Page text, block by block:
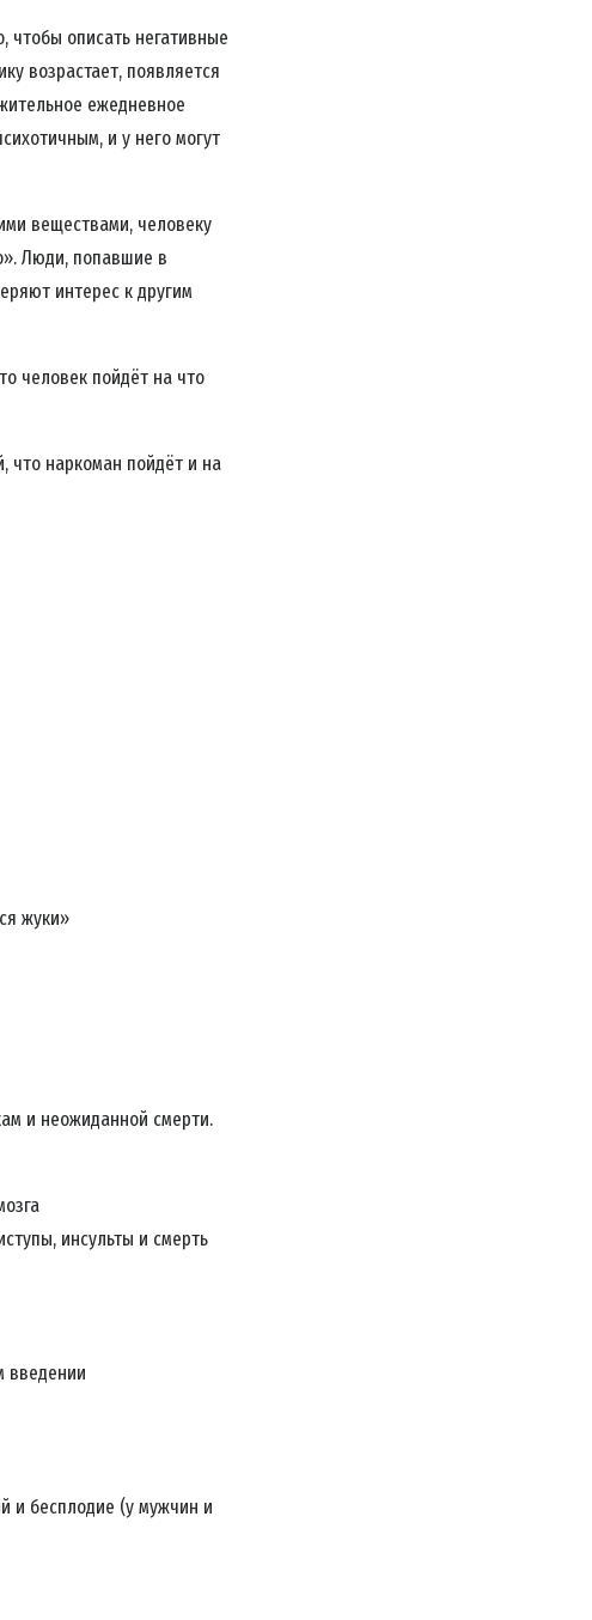
чтобы описать негативные
возрастает, появляется
ежедневное
и у него могут
веществами, человеку
Люди, попавшие в
интерес к другим
человек пойдёт на что
что наркоман пойдёт и на
жуки»
и неожиданной смерти.
инсульты и смерть
введении
и бесплодие (у мужчин и
ПОМОЧЬ
ИЗВИНИТЕ